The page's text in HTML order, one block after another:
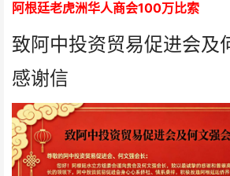
阿根廷老虎洲华人商会100万比索
致阿中投资贸易促进会及
感谢信